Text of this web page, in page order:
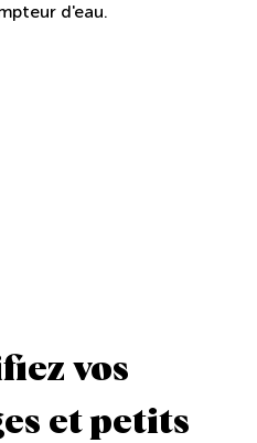
d'eau.
vos
et petits